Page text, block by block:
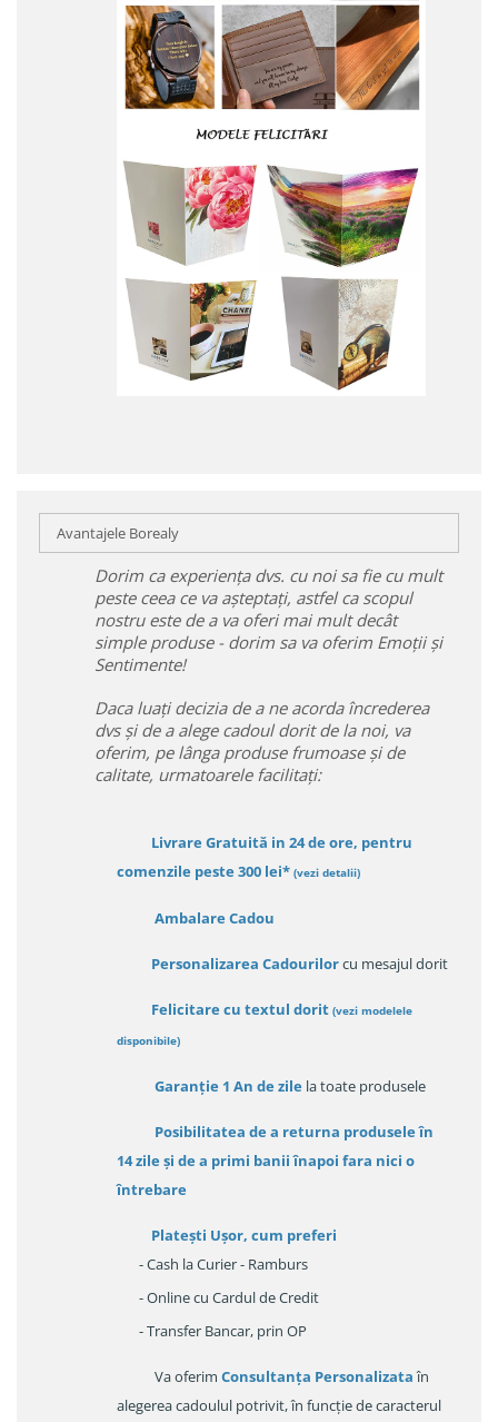
Avantajele Borealy
Dorim ca experiența dvs. cu noi sa fie cu mult
peste ceea ce va așteptați, astfel ca scopul
nostru este de a va oferi mai mult decât
simple produse - dorim sa va oferim Emoții și
Sentimente!
Daca luați decizia de a ne acorda încrederea
dvs și de a alege cadoul dorit de la noi, va
oferim, pe lânga produse frumoase și de
calitate, urmatoarele facilitați:
Livrare Gratuită in 24 de ore, pentru
comenzile peste 300 lei* (vezi detalii)
Ambalare Cadou
Personalizarea Cadourilorcu mesajul dorit
Felicitare cu textul dorit (vezi modelele
disponibile)
Garanție 1 An de zile la toate produsele
Posibilitatea de a returna produsele în
14 zileși de a primi banii înapoi fara nici o
întrebare
Platești Ușor, cum preferi
- Cash la Curier - Ramburs
- Online cu Cardul de Credit
- Transfer Bancar, prin OP
Va oferim Consultanța Personalizataîn
alegerea cadoulul potrivit, în funcție de caracterul